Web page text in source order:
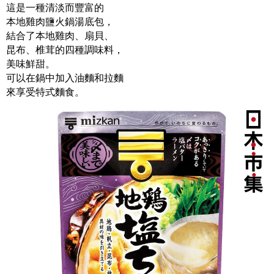
這是一種清淡而豐富的
本地雞肉鹽火鍋湯底包，
結合了本地雞肉、扇貝、
昆布、椎茸的四種調味料，
美味鮮甜。
可以在鍋中加入油麵和拉麵
來享受特式麵食。